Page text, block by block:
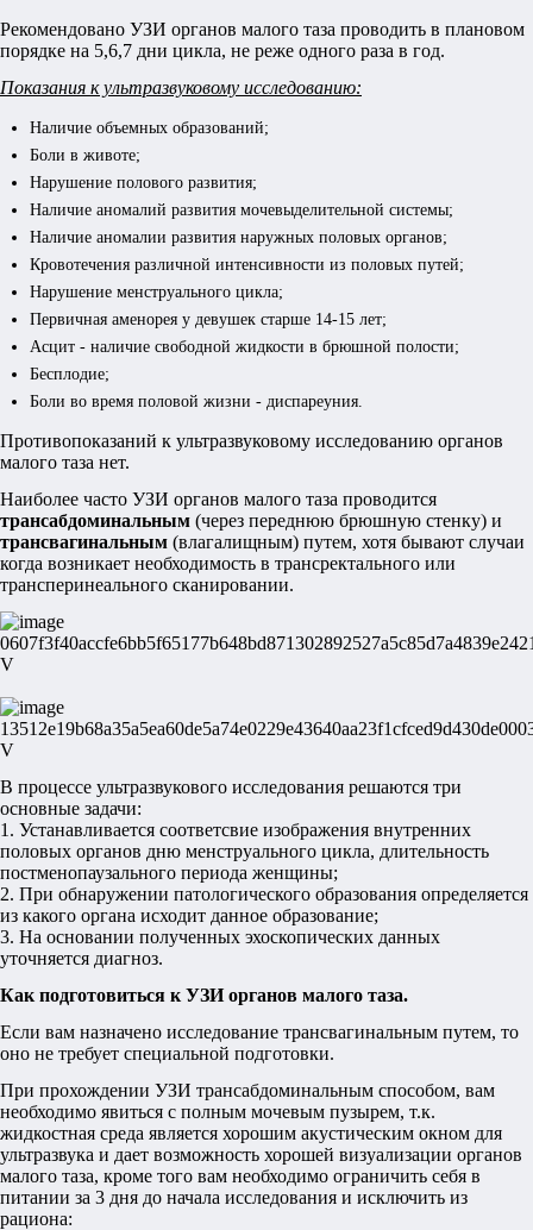
Рекомендовано УЗИ органов малого таза проводить в плановом
порядке на 5,6,7 дни цикла, не реже одного раза в год.
Показания к ультразвуковому исследованию:
Наличие объемных образований;
Боли в животе;
Нарушение полового развития;
Наличие аномалий развития мочевыделительной системы;
Наличие аномалии развития наружных половых органов;
Кровотечения различной интенсивности из половых путей;
Нарушение менструального цикла;
Первичная аменорея у девушек старше 14-15 лет;
Асцит - наличие свободной жидкости в брюшной полости;
Бесплодие;
Боли во время половой жизни - диспареуния.
Противопоказаний к ультразвуковому исследованию органов
малого таза нет.
Наиболее часто УЗИ органов малого таза проводится
трансабдоминальным (через переднюю брюшную стенку) и
трансвагинальным (влагалищным) путем, хотя бывают случаи
когда возникает необходимость в трансректального или
трансперинеального сканировании.
В процессе ультразвукового исследования решаются три
основные задачи:
1. Устанавливается соответсвие изображения внутренних
половых органов дню менструального цикла, длительность
постменопаузального периода женщины;
2. При обнаружении патологического образования определяется
из какого органа исходит данное образование;
3. На основании полученных эхоскопических данных
уточняется диагноз.
Как подготовиться к УЗИ органов малого таза.
Если вам назначено исследование трансвагинальным путем, то
оно не требует специальной подготовки.
При прохождении УЗИ трансабдоминальным способом, вам
необходимо явиться с полным мочевым пузырем, т.к.
жидкостная среда является хорошим акустическим окном для
ультразвука и дает возможность хорошей визуализации органов
малого таза, кроме того вам необходимо ограничить себя в
питании за 3 дня до начала исследования и исключить из
рациона: